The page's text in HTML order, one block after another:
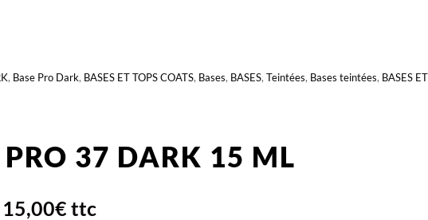
, Base Pro Dark, BASES ET TOPS COATS, Bases, BASES, Teintées, Bases teintées, BASES ET
PRO 37 DARK 15 ML
15,00€ ttc